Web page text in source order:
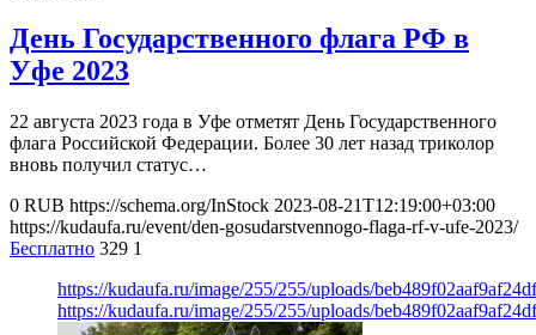
День Государственного флага РФ в
Уфе 2023
22 августа 2023 года в Уфе отметят День Государственного
флага Российской Федерации. Более 30 лет назад триколор
вновь получил статус…
0 RUB https://schema.org/InStock 2023-08-21T12:19:00+03:00
https://kudaufa.ru/event/den-gosudarstvennogo-flaga-rf-v-ufe-2023/
Бесплатно 329 1
https://kudaufa.ru/image/255/255/uploads/
https://kudaufa.ru/image/255/255/uploads/